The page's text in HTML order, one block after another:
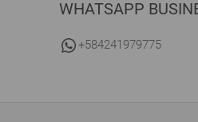
WHATSAPP
+584241979775